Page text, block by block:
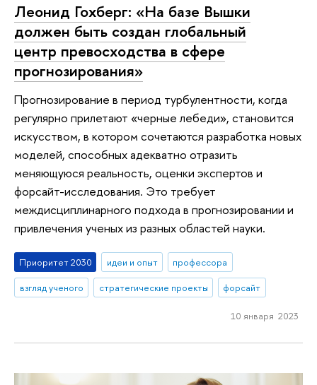
Леонид Гохберг: «На базе Вышки
должен быть создан глобальный
центр превосходства в сфере
прогнозирования»
Прогнозирование в период турбулентности, когда
регулярно прилетают «черные лебеди», становится
искусством, в котором сочетаются разработка новых
моделей, способных адекватно отразить
меняющуюся реальность, оценки экспертов и
форсайт-исследования. Это требует
междисциплинарного подхода в прогнозировании и
привлечения ученых из разных областей науки.
Приоритет 2030 идеи и опыт
профессора
взгляд ученого
стратегические проекты форсайт
10 января 2023